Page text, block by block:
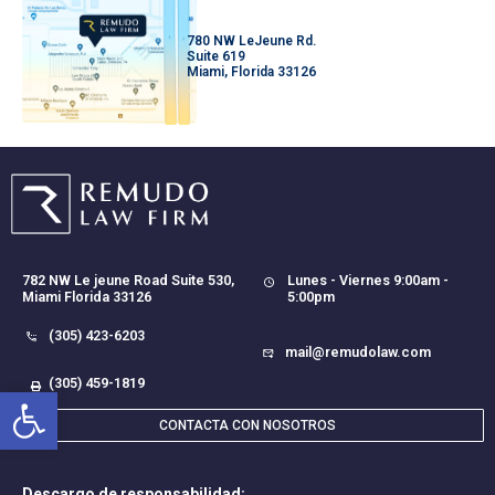
Abrir barra de herramientas
780 NW LeJeune Rd.
Suite 619
Miami, Florida 33126
782 NW Le jeune Road Suite 530,
Miami Florida 33126
(305) 423-6203
(305) 459-1819
Lunes - Viernes 9:00am -
5:00pm
mail@remudolaw.com
CONTACTA CON NOSOTROS